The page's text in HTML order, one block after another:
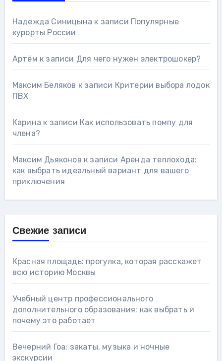
Надежда Синицына к записи Популярные
курорты России
Артём к записи Для чего нужен электрошокер?
Максим Беляков к записи Критерии выбора лодок
ПВХ
Карина к записи Как использовать помпу для
члена?
Максим Дьяконов к записи Аренда теплохода:
как выбрать идеальный вариант для вашего
приключения
Свежие записи
Красная площадь: прогулка, которая расскажет
всю историю Москвы
Учебный центр профессионального
дополнительного образования: как выбрать и
почему это работает
Вечерний Гоа: закаты, музыка и ночные
экскурсии